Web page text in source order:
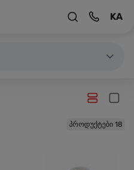
KA
პროდუქტები 18